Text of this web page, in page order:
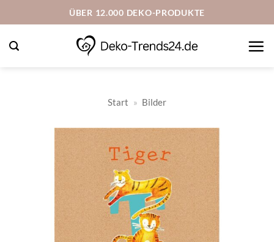
Inhalt
springen
ÜBER 12.000 DEKO-PRODUKTE
Start » Bilder